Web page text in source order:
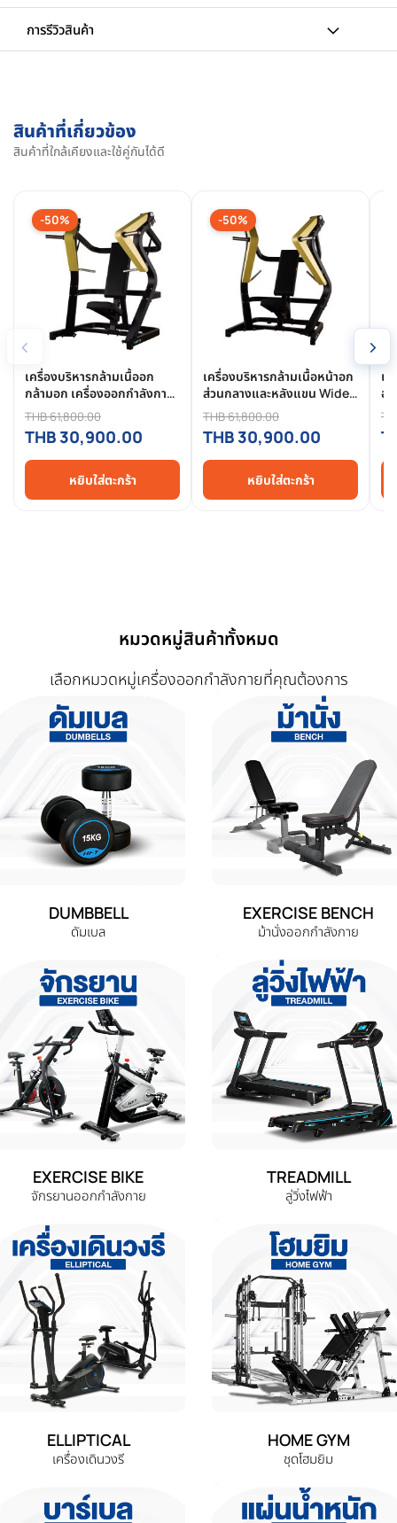
การรีวิวสินค้า
สินค้าที่เกี่ยวข้อง
สินค้าที่ใกล้เคียงและใช้คู่กันได้ดี
‹
-50%
เครื่องบริหารกล้ามเนื้ออก
กล้ามอก เครื่องออกกำลังกาย
กล้ามอก Chest Press HFT -
FFE05X
THB 61,800.00
THB 30,900.00
หยิบใส่ตะกร้า
-50%
เครื่องบริหารกล้ามเนื้อหน้าอก
ส่วนกลางและหลังแขน Wide
Chest Press HFT รุ่น
FFE10X - Homefittools
THB 61,800.00
THB 30,900.00
หยิบใส่ตะกร้า
เ
อ
ก
›
หมวดหมู่สินค้าทั้งหมด
เลือกหมวดหมู่เครื่องออกกำลังกายที่คุณต้องการ
DUMBBELL
ดัมเบล
EXERCISE BENCH
ม้านั่งออกกำลังกาย
EXERCISE BIKE
จักรยานออกกำลังกาย
TREADMILL
ลู่วิ่งไฟฟ้า
ELLIPTICAL
เครื่องเดินวงรี
HOME GYM
ชุดโฮมยิม